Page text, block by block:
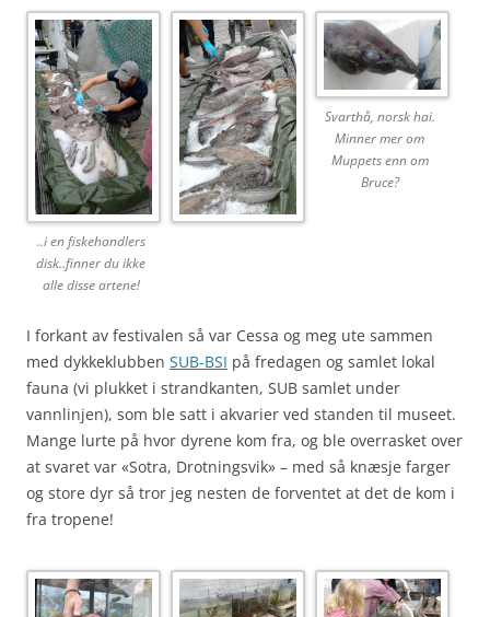
..i en fiskehandlers
disk..finner du ikke
alle disse artene!
Svarthå, norsk hai.
Minner mer om
Muppets enn om
Bruce?
I forkant av festivalen så var Cessa og meg ute sammen
med dykkeklubben SUB-BSI på fredagen og samlet lokal
fauna (vi plukket i strandkanten, SUB samlet under
vannlinjen), som ble satt i akvarier ved standen til museet.
Mange lurte på hvor dyrene kom fra, og ble overrasket over
at svaret var «Sotra, Drotningsvik» – med så knæsje farger
og store dyr så tror jeg nesten de forventet at det de kom i
fra tropene!